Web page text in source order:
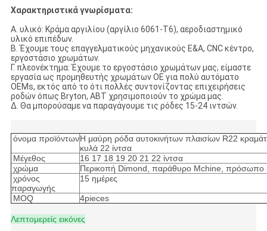
Χαρακτηριστικά γνωρίσματα:
Α. υλικό: Κράμα αργιλίου (αργίλιο 6061-T6), αεροδιαστημικό
υλικό επιπέδων.
Β. Έχουμε τους επαγγελματικούς μηχανικούς Ε&Α, CNC κέντρο,
εργοστάσιο χρωμάτων.
Γ. πλεονέκτημα: Έχουμε το εργοστάσιο χρωμάτων μας, είμαστε
εργασία ως προμηθευτής χρωμάτων OE για πολύ αυτόματο
OEMs, εκτός από το ότι πολλές συντονίζοντας επιχειρήσεις
ροδών όπως Bryton, ABT χρησιμοποιούν το χρώμα μας.
Δ. Θα μπορούσαμε να παραγάγουμε τις ρόδες 15-24 ιντσών.
όνομα προϊόντωνΗ μαύρη ρόδα αυτοκινήτων πλαισίων R22
κυλά 22 ίντσα
Μέγεθος
16 17 18 19 20 21 22 ίντσα
χρώμα
Περικοπή Dimond, παράθυρο Mchine, πρόσωπο
χρόνος
παραγωγής
15 ημέρες
MOQ 4pieces
Λεπτομερείς εικόνες